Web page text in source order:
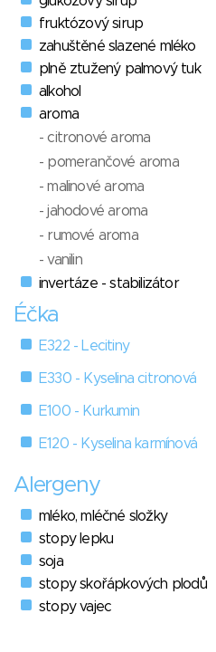
fruktózový sirup
zahuštěné slazené mléko
plně ztužený palmový tuk
alkohol
aroma
- citronové aroma
- pomerančové aroma
- malinové aroma
- jahodové aroma
- rumové aroma
- vanilin
invertáze - stabilizátor
Éčka
E322 - Lecitiny
E330 - Kyselina citronová
E100 - Kurkumin
E120 - Kyselina karmínová
Alergeny
mléko, mléčné složky
stopy lepku
soja
stopy skořápkových plodů
stopy vajec